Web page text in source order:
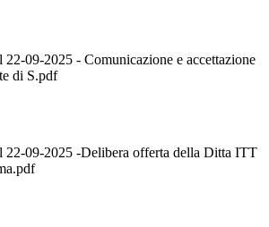
09-2025 - Comunicazione e accettazione
di S.pdf
09-2025 -Delibera offerta della Ditta ITT